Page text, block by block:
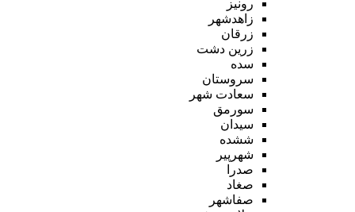
رونیز
زاهدشهر
زرقان
زرین دشت
سده
سروستان
سعادت شهر
سورمق
سیدان
ششده
شهرپیر
صدرا
صغاد
صفاشهر